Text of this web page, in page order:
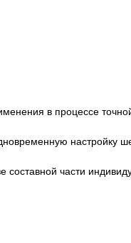
в процессе
настройку
составной части